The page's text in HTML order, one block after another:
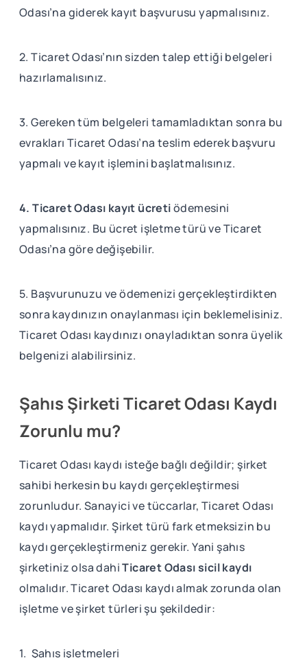
Odası’na giderek kayıt başvurusu yapmalısınız.
2. Ticaret Odası’nın sizden talep ettiği belgeleri
hazırlamalısınız.
3. Gereken tüm belgeleri tamamladıktan sonra bu
evrakları Ticaret Odası’na teslim ederek başvuru
yapmalı ve kayıt işlemini başlatmalısınız.
4. Ticaret Odası kayıt ücretiödemesini
yapmalısınız. Bu ücret işletme türü ve Ticaret
Odası’na göre değişebilir.
5. Başvurunuzu ve ödemenizi gerçekleştirdikten
sonra kaydınızın onaylanması için beklemelisiniz.
Ticaret Odası kaydınızı onayladıktan sonra üyelik
belgenizi alabilirsiniz.
Şahıs Şirketi Ticaret Odası Kaydı
Zorunlu mu?
Ticaret Odası kaydı isteğe bağlı değildir; şirket
sahibi herkesin bu kaydı gerçekleştirmesi
zorunludur. Sanayici ve tüccarlar, Ticaret Odası
kaydı yapmalıdır. Şirket türü fark etmeksizin bu
kaydı gerçekleştirmeniz gerekir. Yani şahıs
şirketiniz olsa dahiTicaret Odası sicil kaydı
olmalıdır. Ticaret Odası kaydı almak zorunda olan
işletme ve şirket türleri şu şekildedir:
1. Şahıs işletmeleri